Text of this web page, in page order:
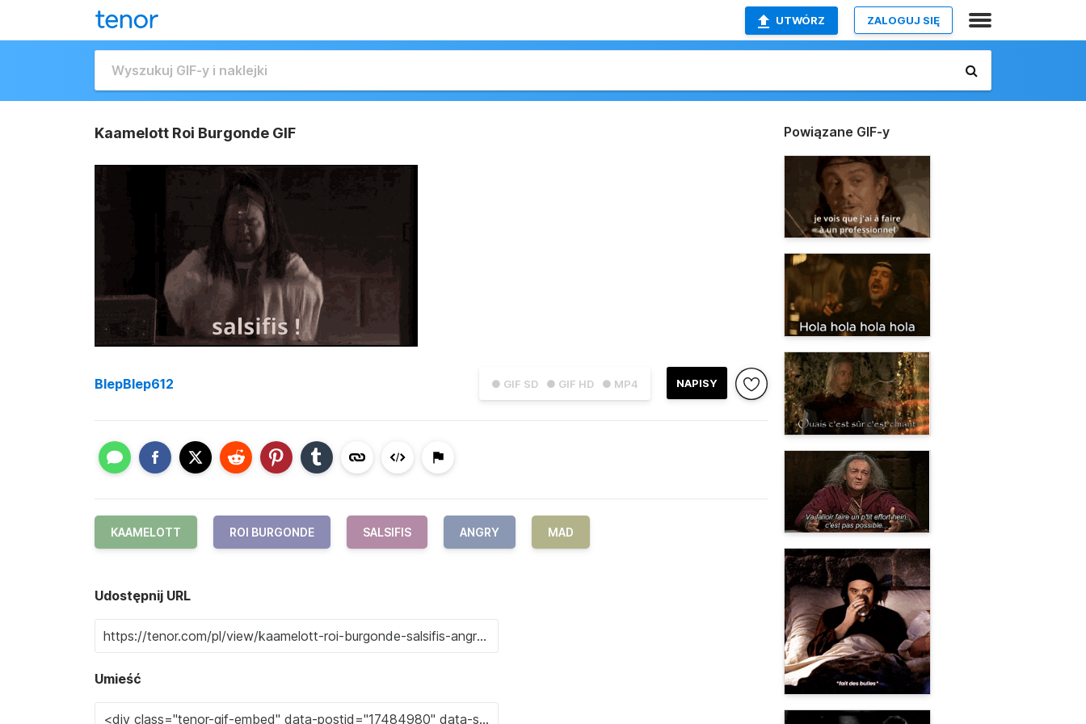
UTWÓRZ ZALOGUJ SIĘ
Kaamelott Roi Burgonde GIF
● GIF SD ● GIF HD ● MP4 NAPISY
BlepBlep612
KAAMELOTT ROI BURGONDE SALSIFIS ANGRY MAD
Udostępnij URL
Umieść
Powiązane GIF-y